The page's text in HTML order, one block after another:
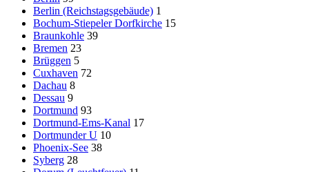
Berlin (Reichstagsgebäude) 1
Bochum-Stiepeler Dorfkirche 15
Braunkohle 39
Bremen 23
Brüggen 5
Cuxhaven 72
Dachau 8
Dessau 9
Dortmund 93
Dortmund-Ems-Kanal 17
Dortmunder U 10
Phoenix-See 38
Syberg 28